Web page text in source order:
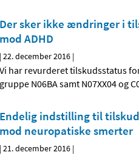
Der sker ikke ændringer i
mod ADHD
|22. december 2016 |
Vi har revurderet tilskudsstatus
gruppe N06BA samt N07XX04 og
Endelig indstilling til
mod neuropatiske smerter
|21. december 2016 |